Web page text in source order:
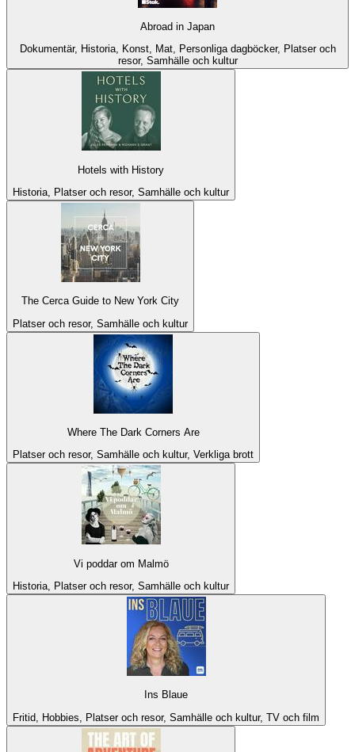
Abroad in Japan
Dokumentär, Historia, Konst, Mat, Personliga dagböcker, Platser och
resor, Samhälle och kultur
Hotels with History
Historia, Platser och resor, Samhälle och kultur
The Cerca Guide to New York City
Platser och resor, Samhälle och kultur
Where The Dark Corners Are
Platser och resor, Samhälle och kultur, Verkliga brott
Vi poddar om Malmö
Historia, Platser och resor, Samhälle och kultur
Ins Blaue
Fritid, Hobbies, Platser och resor, Samhälle och kultur, TV och film